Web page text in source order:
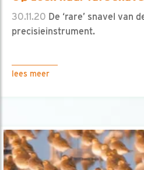
30.11.20 De ‘rare’ snavel van
precisieinstrument.
lees meer